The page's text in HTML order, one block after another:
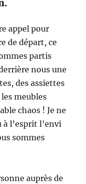
appel pour
de départ, ce
partis
nous une
des assiettes
meubles
chaos ! Je ne
à l’esprit l’envi
sommes
auprès de